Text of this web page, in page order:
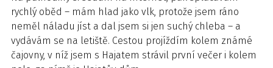
rychlý oběd – mám hlad jako vlk, protože jsem ráno
neměl náladu jíst a dal jsem si jen suchý chleba – a
vydávám se na letiště. Cestou projíždím kolem známé
čajovny, v níž jsem s Hajatem strávil první večer i kolem